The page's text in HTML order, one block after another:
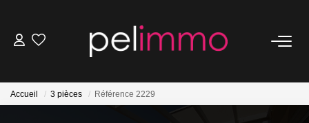
Accueil 3 pièces Référence 2229